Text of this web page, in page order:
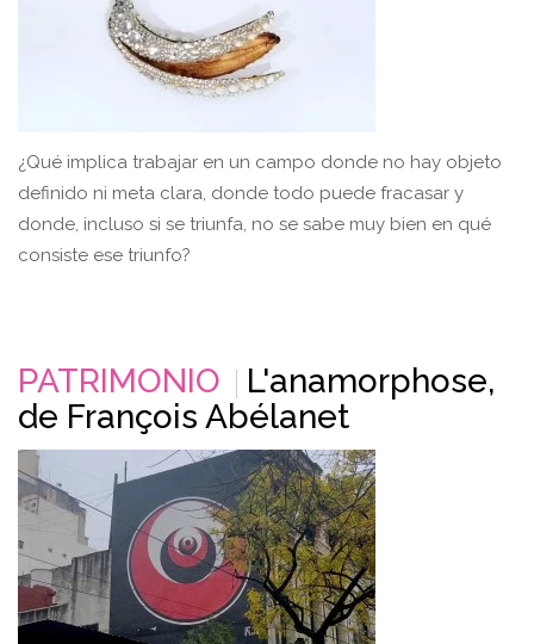
¿Qué implica trabajar en un campo donde no hay objeto
definido ni meta clara, donde todo puede fracasar y
donde, incluso si se triunfa, no se sabe muy bien en qué
consiste ese triunfo?
PATRIMONIO
L'anamorphose,
de François Abélanet